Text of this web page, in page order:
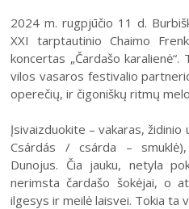
2024 m. rugpjūčio 11 d.
XXI tarptautinio Chaimo
koncertas „Čardašo
vilos vasaros festivalio
operečių, ir čigoniškų ritmų
Įsivaizduokite – vakaras,
Csárdás / csárda –
Dunojus. Čia jauku, netyla
nerimsta čardašo šokėjai, o
ilgesys ir meilė laisvei. Tokia ta